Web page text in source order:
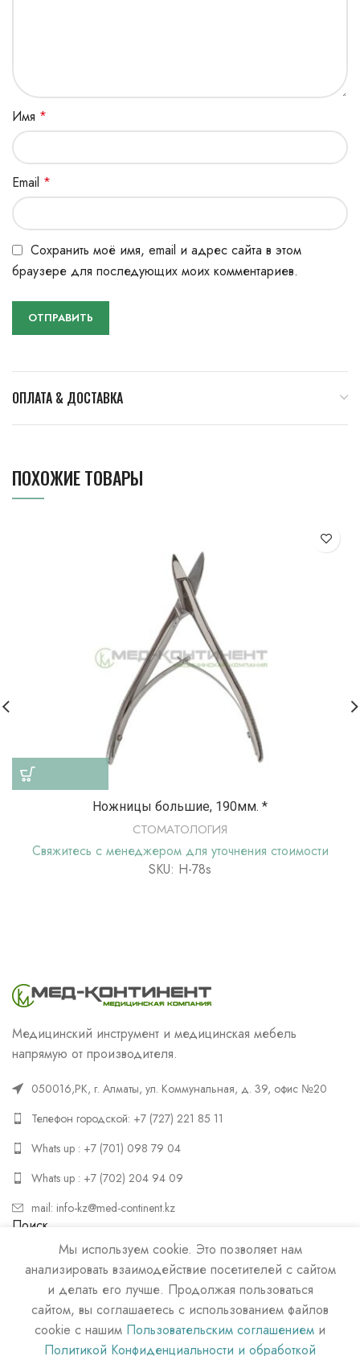
Имя *
Email *
Сохранить моё имя, email и адрес сайта в этом
браузере для последующих моих комментариев.
ОПЛАТА & ДОСТАВКА
ПОХОЖИЕ ТОВАРЫ
Ножницы большие, 190мм. *
СТОМАТОЛОГИЯ
Свяжитесь с менеджером для уточнения стоимости
SKU: Н-78s
Медицинский инструмент и медицинская мебель
напрямую от производителя.
050016,РК, г. Алматы, ул. Коммунальная, д. 39, офис №20
Телефон городской: +7 (727) 221 85 11
Whats up : +7 (701) 098 79 04
Whats up : +7 (702) 204 94 09
mail: info-kz@med-continent.kz
Поиск
ПОИСК
Мы используем cookie. Это позволяет нам
анализировать взаимодействие посетителей с сайтом
и делать его лучше. Продолжая пользоваться
сайтом, вы соглашаетесь с использованием файлов
cookie с нашим Пользовательским соглашением и
Политикой Конфиденциальности и обработкой